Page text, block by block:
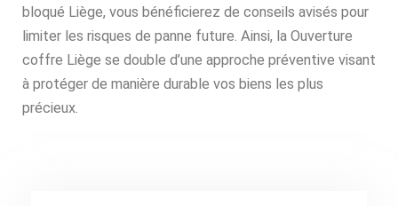
bloqué Liège, vous bénéficierez de conseils avisés pour
limiter les risques de panne future. Ainsi, la Ouverture
coffre Liège se double d’une approche préventive visant
à protéger de manière durable vos biens les plus
précieux.